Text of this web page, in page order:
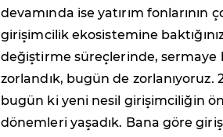
devamında ise yatırım fonlarının
girişimcilik ekosistemine
değiştirme süreçlerinde, sermaye
zorlandık, bugün de zorlanıyoruz.
bugün ki yeni nesil girişimciliğin
dönemleri yaşadık. Bana göre